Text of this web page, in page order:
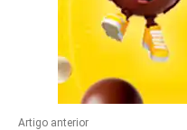
Artigo anterior